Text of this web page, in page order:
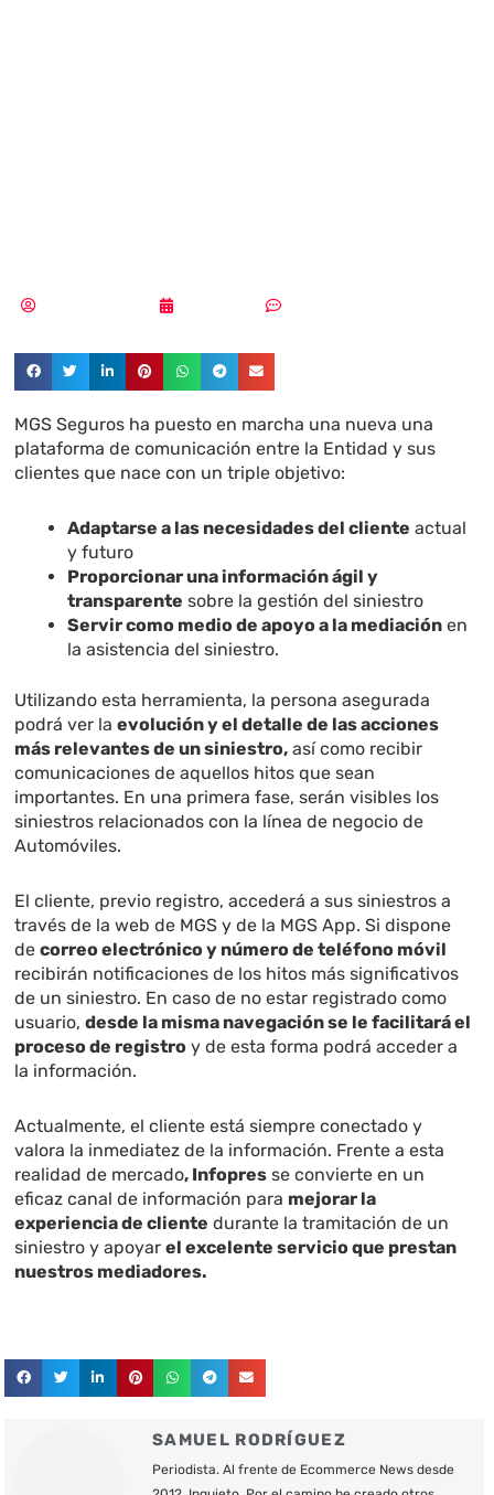
MGS Seguros ha puesto en marcha una nueva una
plataforma de comunicación entre la Entidad y sus
clientes que nace con un triple objetivo:
Adaptarse a las necesidades del cliente actual
y futuro
Proporcionar una información ágil y
transparente sobre la gestión del siniestro
Servir como medio de apoyo a la mediación en
la asistencia del siniestro.
Utilizando esta herramienta, la persona asegurada
podrá ver laevolución y el detalle de las acciones
más relevantes de un siniestro, así como recibir
comunicaciones de aquellos hitos que sean
importantes. En una primera fase, serán visibles los
siniestros relacionados con la línea de negocio de
Automóviles.
El cliente, previo registro, accederá a sus siniestros a
través de la web de MGS y de la MGS App. Si dispone
decorreo electrónico y número de teléfono móvil
recibirán notificaciones de los hitos más significativos
de un siniestro. En caso de no estar registrado como
usuario,desde la misma navegación se le facilitará el
proceso de registro y de esta forma podrá acceder a
la información.
Actualmente, el cliente está siempre conectado y
valora la inmediatez de la información. Frente a esta
realidad de mercado, Infopres se convierte en un
eficaz canal de información para mejorar la
experiencia de cliente durante la tramitación de un
siniestro y apoyarel excelente servicio que prestan
nuestros mediadores.
SAMUEL RODRÍGUEZ
Periodista. Al frente de Ecommerce News desde